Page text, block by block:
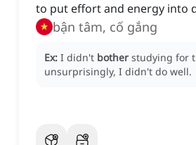
to put effort and energy into
bận tâm, cố gắng
Ex: I didn't bother studying for
unsurprisingly, I didn't do well.